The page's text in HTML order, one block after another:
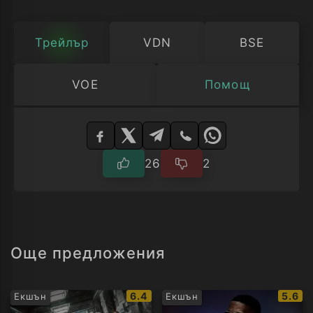
Трейлър VDN BSE
VOE Помощ
Изберете
26 2
Още предложения
Екшън
IMDb
рейтинг:
6.4 Екшън
IMDb
5.6